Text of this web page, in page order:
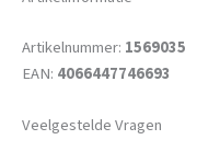
Artikelnummer: 1569035
EAN: 4066447746693
Veelgestelde Vragen